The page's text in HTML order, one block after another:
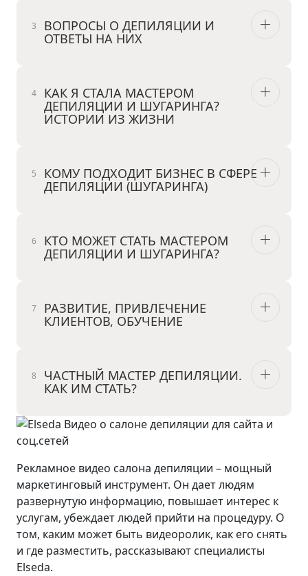
ВОПРОСЫ О ДЕПИЛЯЦИИ И
ОТВЕТЫ НА НИХ
КАК Я СТАЛА МАСТЕРОМ
ДЕПИЛЯЦИИ И ШУГАРИНГА?
ИСТОРИИ ИЗ ЖИЗНИ
КОМУ ПОДХОДИТ БИЗНЕС В СФЕРЕ
ДЕПИЛЯЦИИ (ШУГАРИНГА)
КТО МОЖЕТ СТАТЬ МАСТЕРОМ
ДЕПИЛЯЦИИ И ШУГАРИНГА?
РАЗВИТИЕ, ПРИВЛЕЧЕНИЕ
КЛИЕНТОВ, ОБУЧЕНИЕ
ЧАСТНЫЙ МАСТЕР ДЕПИЛЯЦИИ.
КАК ИМ СТАТЬ?
Рекламное видео салона депиляции – мощный
маркетинговый инструмент. Он дает людям
развернутую информацию, повышает интерес к
услугам, убеждает людей прийти на процедуру. О
том, каким может быть видеоролик, как его снять
и где разместить, рассказывают специалисты
Elseda.